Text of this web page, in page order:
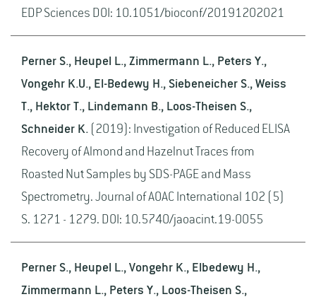
EDP Sciences DOI: 10.1051/bioconf/20191202021
Perner S., Heupel L., Zimmermann L., Peters Y.,
Vongehr K.U., El-Bedewy H., Siebeneicher S., Weiss
T., Hektor T., Lindemann B., Loos-Theisen S.,
Schneider K. (2019): Investigation of Reduced ELISA
Recovery of Almond and Hazelnut Traces from
Roasted Nut Samples by SDS-PAGE and Mass
Spectrometry. Journal of AOAC International 102 (5)
S. 1271 - 1279. DOI: 10.5740/jaoacint.19-0055
Perner S., Heupel L., Vongehr K., Elbedewy H.,
Zimmermann L., Peters Y., Loos-Theisen S.,